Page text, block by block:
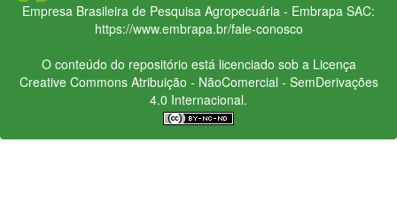
Empresa Brasileira de Pesquisa Agropecuária - Embrapa SAC:
https://www.embrapa.br/fale-conosco
O conteúdo do repositório está licenciado sob a Licença
Creative CommonsAtribuição - NãoComercial - SemDerivações
4.0 Internacional.